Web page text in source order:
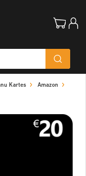
Kartes
Amazon